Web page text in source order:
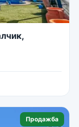
Продажба